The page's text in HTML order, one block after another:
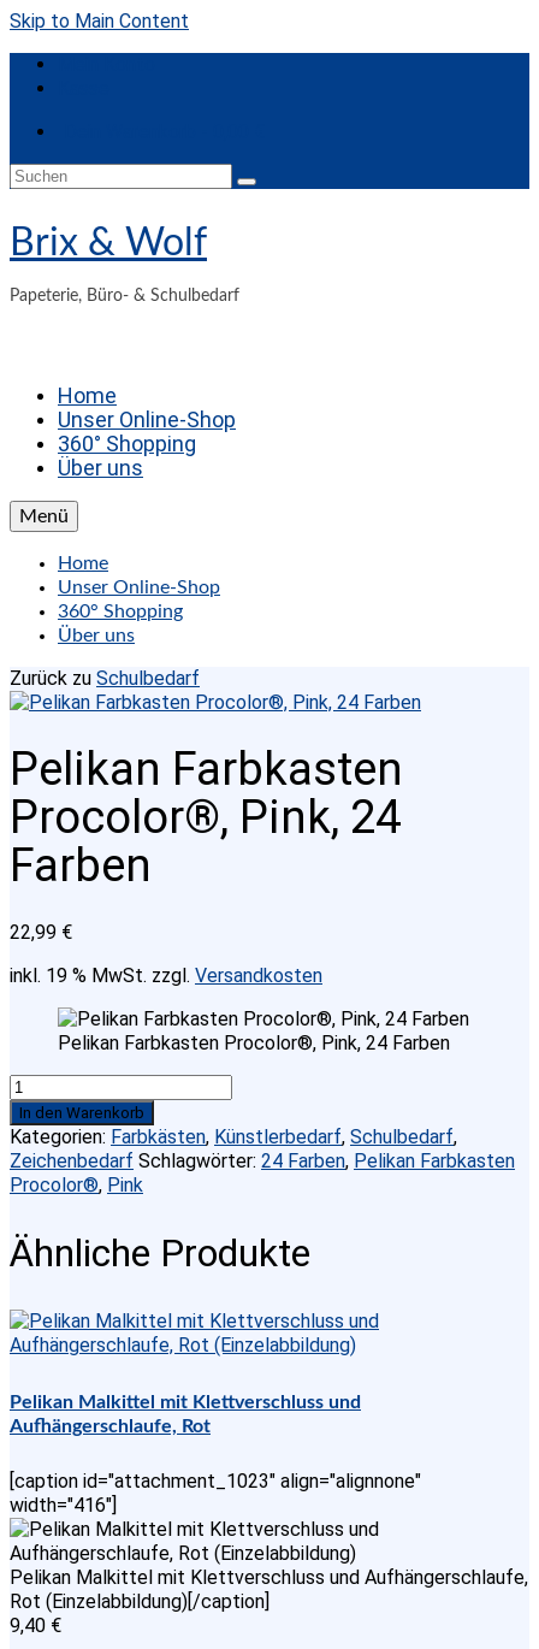
Skip to Main Content
Suchen
Brix & Wolf
Papeterie, Büro- & Schulbedarf
Home
Unser Online-Shop
360° Shopping
Über uns
Menü
Home
Unser Online-Shop
360° Shopping
Über uns
Zurück zu Schulbedarf
Pelikan Farbkasten
Procolor®, Pink, 24
Farben
22,99 €
inkl. 19 % MwSt. zzgl. Versandkosten
Pelikan Farbkasten Procolor®, Pink, 24 Farben
Pelikan
Farbkasten
Procolor®,
Pink,
24
Menge
In den Warenkorb
Kategorien: Farbkästen, Künstlerbedarf, Schulbedarf,
Zeichenbedarf Schlagwörter: 24 Farben, Pelikan Farbkasten
Procolor®, Pink
Ähnliche Produkte
Pelikan Malkittel mit Klettverschluss und
Aufhängerschlaufe, Rot
[caption id="attachment_1023" align="alignnone"
width="416"]
Pelikan Malkittel mit Klettverschluss und Aufhängerschlaufe,
Rot (Einzelabbildung)[/caption]
9,40 €